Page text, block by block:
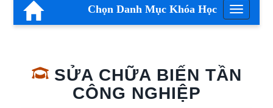
Menu
Chọn Danh Mục Khóa Học
SỬA CHỮA BIẾN TẦN
CÔNG NGHIỆP